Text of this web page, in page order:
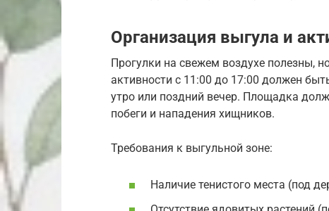
Организация выгула и
Прогулки на свежем воздухе полезны,
активности с 11:00 до 17:00 должен
утро или поздний вечер. Площадка
побеги и нападения хищников.
Требования к выгульной зоне:
Наличие тенистого места (под